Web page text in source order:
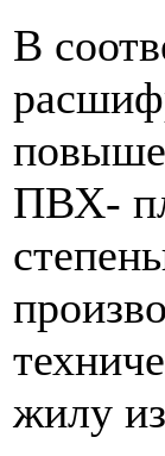
В
ПВХ-
жилу